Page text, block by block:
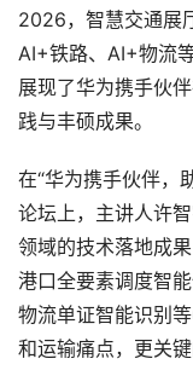
2026，智慧交通展
AI+铁路、AI+物流
展现了华为携手伙
践与丰硕成果。
在“华为携手伙伴，
论坛上，主讲人许
领域的技术落地成
港口全要素调度智
物流单证智能识别
和运输痛点，更关